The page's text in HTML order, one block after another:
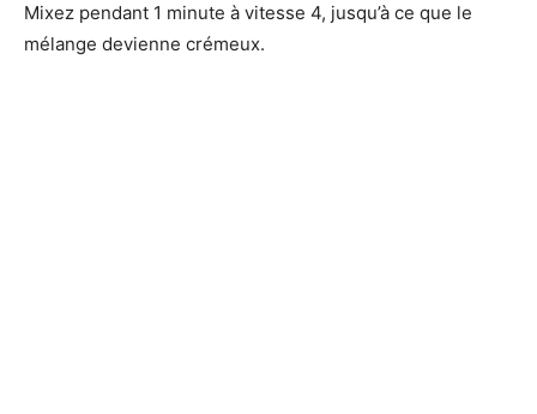
Mixez pendant 1 minute à vitesse 4, jusqu’à ce que le
mélange devienne crémeux.